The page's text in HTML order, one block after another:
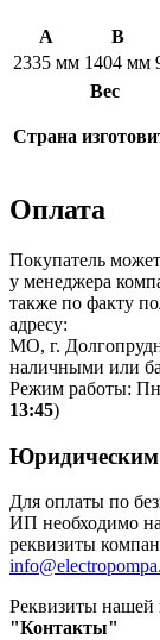
A B
2335 мм 1404 мм
Вес
Страна
Оплата
Покупатель
у менеджера
также по факту
адресу:
МО, г.
наличными или
Режим работы:
13:45)
Для оплаты по
ИП необходимо
реквизиты
Реквизиты нашей
"Контакты"